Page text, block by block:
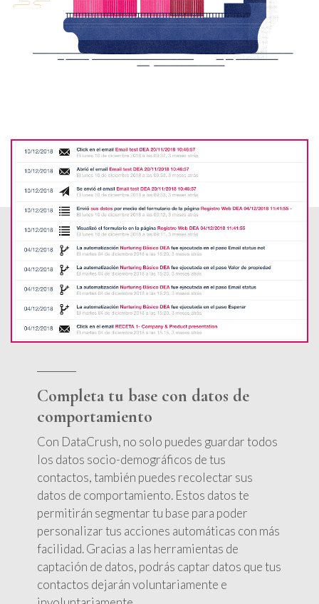
Completa tu base con datos de
comportamiento
Con DataCrush, no solo puedes guardar todos
los datos socio-demográficos de tus
contactos, también puedes recolectar sus
datos de comportamiento. Estos datos te
permitirán segmentar tu base para poder
personalizar tus acciones automáticas con más
facilidad. Gracias a las herramientas de
captación de datos, podrás captar datos que tus
contactos dejarán voluntariamente e